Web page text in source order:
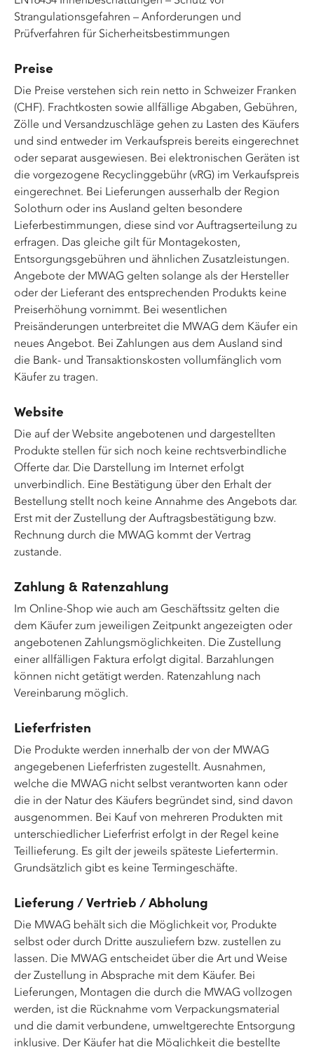
Strangulationsgefahren – Anforderungen und
Prüfverfahren für Sicherheitsbestimmungen
Preise
Die Preise verstehen sich rein netto in Schweizer Franken
(CHF). Frachtkosten sowie allfällige Abgaben, Gebühren,
Zölle und Versandzuschläge gehen zu Lasten des Käufers
und sind entweder im Verkaufspreis bereits eingerechnet
oder separat ausgewiesen. Bei elektronischen Geräten ist
die vorgezogene Recyclinggebühr (vRG) im Verkaufspreis
eingerechnet. Bei Lieferungen ausserhalb der Region
Solothurn oder ins Ausland gelten besondere
Lieferbestimmungen, diese sind vor Auftragserteilung zu
erfragen. Das gleiche gilt für Montagekosten,
Entsorgungsgebühren und ähnlichen Zusatzleistungen.
Angebote der MWAG gelten solange als der Hersteller
oder der Lieferant des entsprechenden Produkts keine
Preiserhöhung vornimmt. Bei wesentlichen
Preisänderungen unterbreitet die MWAG dem Käufer ein
neues Angebot. Bei Zahlungen aus dem Ausland sind
die Bank- und Transaktionskosten vollumfänglich vom
Käufer zu tragen.
Website
Die auf der Website angebotenen und dargestellten
Produkte stellen für sich noch keine rechtsverbindliche
Offerte dar. Die Darstellung im Internet erfolgt
unverbindlich. Eine Bestätigung über den Erhalt der
Bestellung stellt noch keine Annahme des Angebots dar.
Erst mit der Zustellung der Auftragsbestätigung bzw.
Rechnung durch die MWAG kommt der Vertrag
zustande.
Zahlung & Ratenzahlung
Im Online-Shop wie auch am Geschäftssitz gelten die
dem Käufer zum jeweiligen Zeitpunkt angezeigten oder
angebotenen Zahlungsmöglichkeiten. Die Zustellung
einer allfälligen Faktura erfolgt digital. Barzahlungen
können nicht getätigt werden. Ratenzahlung nach
Vereinbarung möglich.
Lieferfristen
Die Produkte werden innerhalb der von der MWAG
angegebenen Lieferfristen zugestellt. Ausnahmen,
welche die MWAG nicht selbst verantworten kann oder
die in der Natur des Käufers begründet sind, sind davon
ausgenommen. Bei Kauf von mehreren Produkten mit
unterschiedlicher Lieferfrist erfolgt in der Regel keine
Teillieferung. Es gilt der jeweils späteste Liefertermin.
Grundsätzlich gibt es keine Termingeschäfte.
Lieferung / Vertrieb / Abholung
Die MWAG behält sich die Möglichkeit vor, Produkte
selbst oder durch Dritte auszuliefern bzw. zustellen zu
lassen. Die MWAG entscheidet über die Art und Weise
der Zustellung in Absprache mit dem Käufer. Bei
Lieferungen, Montagen die durch die MWAG vollzogen
werden, ist die Rücknahme vom Verpackungsmaterial
und die damit verbundene, umweltgerechte Entsorgung
inklusive. Der Käufer hat die Möglichkeit die bestellte